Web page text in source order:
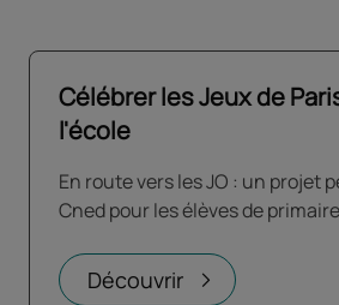
Célébrer les Jeux de
l'école
En route vers les JO : un projet
Cned pour les élèves de primaire
Découvrir